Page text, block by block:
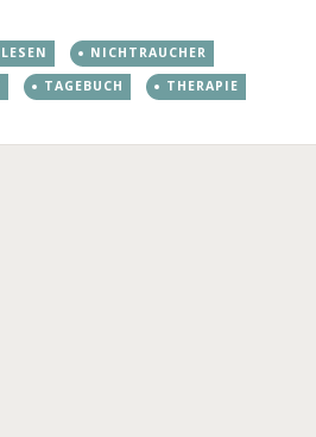
LESEN
NICHTRAUCHER
TAGEBUCH THERAPIE